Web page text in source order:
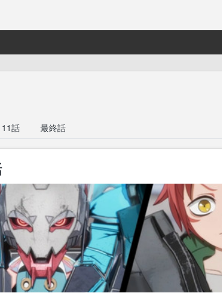
11話 最終話